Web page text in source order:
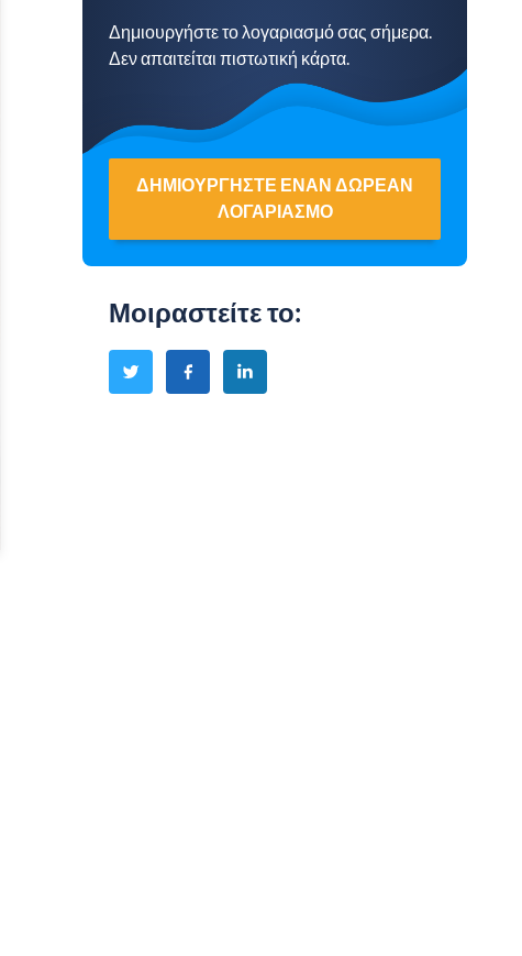
Δημιουργήστε το λογαριασμό σας σήμερα.
Δεν απαιτείται πιστωτική κάρτα.
ΔΗΜΙΟΥΡΓΉΣΤΕ ΈΝΑΝ ΔΩΡΕΆΝ
ΛΟΓΑΡΙΑΣΜΌ
Μοιραστείτε το: